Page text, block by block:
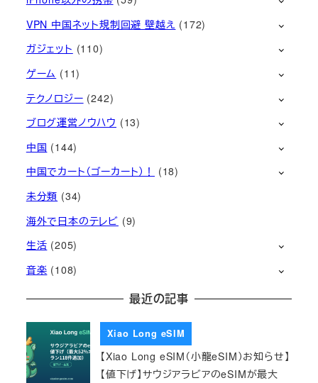
VPN 中国ネット規制回避 壁越え (172)
ガジェット (110)
ゲーム (11)
テクノロジー (242)
ブログ運営ノウハウ (13)
中国 (144)
中国でカート（ゴーカート）！
(18)
未分類 (34)
海外で日本のテレビ (9)
生活 (205)
音楽 (108)
最近の記事
Xiao Long eSIM
【Xiao Long eSIM（小龍eSIM）お知らせ】
【値下げ】サウジアラビアのeSIMが最大